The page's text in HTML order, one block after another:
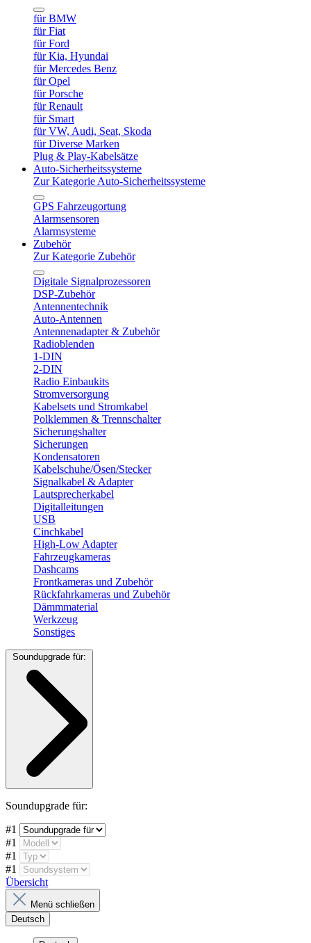
für BMW
für Fiat
für Ford
für Kia, Hyundai
für Mercedes Benz
für Opel
für Porsche
für Renault
für Smart
für VW, Audi, Seat, Skoda
für Diverse Marken
Plug & Play-Kabelsätze
Auto-Sicherheitssysteme
Zur Kategorie Auto-Sicherheitssysteme
GPS Fahrzeugortung
Alarmsensoren
Alarmsysteme
Zubehör
Zur Kategorie Zubehör
Digitale Signalprozessoren
DSP-Zubehör
Antennentechnik
Auto-Antennen
Antennenadapter & Zubehör
Radioblenden
1-DIN
2-DIN
Radio Einbaukits
Stromversorgung
Kabelsets und Stromkabel
Polklemmen & Trennschalter
Sicherungshalter
Sicherungen
Kondensatoren
Kabelschuhe/Ösen/Stecker
Signalkabel & Adapter
Lautsprecherkabel
Digitalleitungen
USB
Cinchkabel
High-Low Adapter
Fahrzeugkameras
Dashcams
Frontkameras und Zubehör
Rückfahrkameras und Zubehör
Dämmmaterial
Werkzeug
Sonstiges
Soundupgrade für:
Soundupgrade für:
#1
#1
#1
#1
Übersicht
Menü schließen
Deutsch